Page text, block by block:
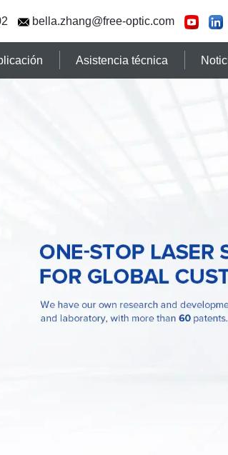
bella.zhang@free-optic.com
Asistencia técnica